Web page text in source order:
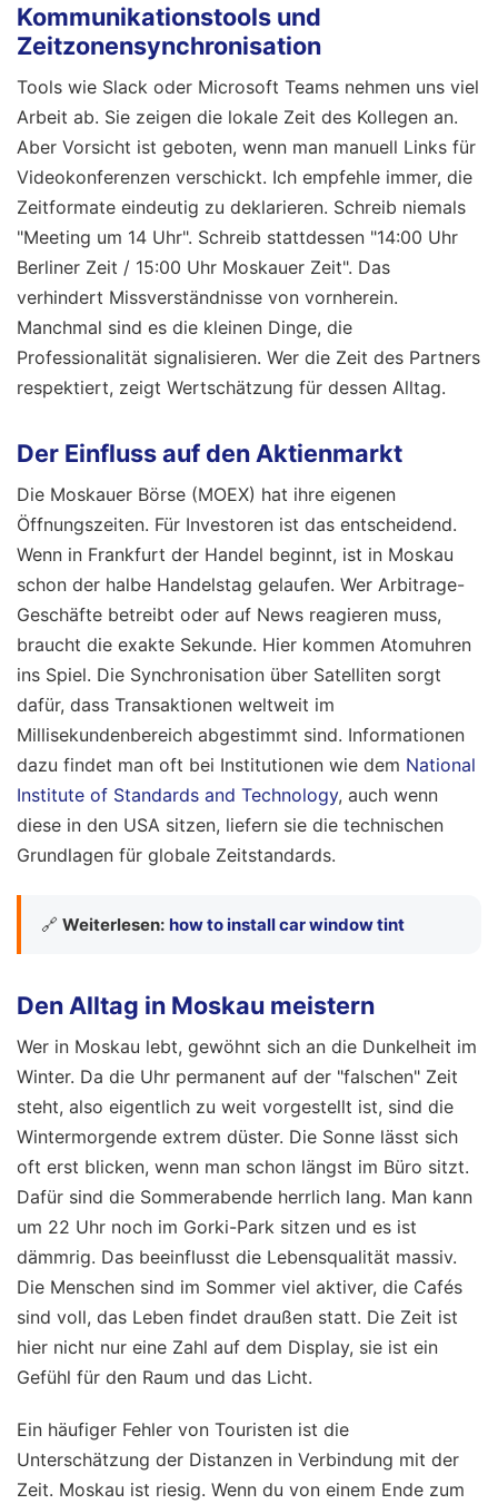
Kommunikationstools und
Zeitzonensynchronisation
Tools wie Slack oder Microsoft Teams nehmen uns viel
Arbeit ab. Sie zeigen die lokale Zeit des Kollegen an.
Aber Vorsicht ist geboten, wenn man manuell Links für
Videokonferenzen verschickt. Ich empfehle immer, die
Zeitformate eindeutig zu deklarieren. Schreib niemals
"Meeting um 14 Uhr". Schreib stattdessen "14:00 Uhr
Berliner Zeit / 15:00 Uhr Moskauer Zeit". Das
verhindert Missverständnisse von vornherein.
Manchmal sind es die kleinen Dinge, die
Professionalität signalisieren. Wer die Zeit des Partners
respektiert, zeigt Wertschätzung für dessen Alltag.
Der Einfluss auf den Aktienmarkt
Die Moskauer Börse (MOEX) hat ihre eigenen
Öffnungszeiten. Für Investoren ist das entscheidend.
Wenn in Frankfurt der Handel beginnt, ist in Moskau
schon der halbe Handelstag gelaufen. Wer Arbitrage-
Geschäfte betreibt oder auf News reagieren muss,
braucht die exakte Sekunde. Hier kommen Atomuhren
ins Spiel. Die Synchronisation über Satelliten sorgt
dafür, dass Transaktionen weltweit im
Millisekundenbereich abgestimmt sind. Informationen
dazu findet man oft bei Institutionen wie dem National
Institute of Standards and Technology, auch wenn
diese in den USA sitzen, liefern sie die technischen
Grundlagen für globale Zeitstandards.
🔗 Weiterlesen: how to install car window tint
Den Alltag in Moskau meistern
Wer in Moskau lebt, gewöhnt sich an die Dunkelheit im
Winter. Da die Uhr permanent auf der "falschen" Zeit
steht, also eigentlich zu weit vorgestellt ist, sind die
Wintermorgende extrem düster. Die Sonne lässt sich
oft erst blicken, wenn man schon längst im Büro sitzt.
Dafür sind die Sommerabende herrlich lang. Man kann
um 22 Uhr noch im Gorki-Park sitzen und es ist
dämmrig. Das beeinflusst die Lebensqualität massiv.
Die Menschen sind im Sommer viel aktiver, die Cafés
sind voll, das Leben findet draußen statt. Die Zeit ist
hier nicht nur eine Zahl auf dem Display, sie ist ein
Gefühl für den Raum und das Licht.
Ein häufiger Fehler von Touristen ist die
Unterschätzung der Distanzen in Verbindung mit der
Zeit. Moskau ist riesig. Wenn du von einem Ende zum